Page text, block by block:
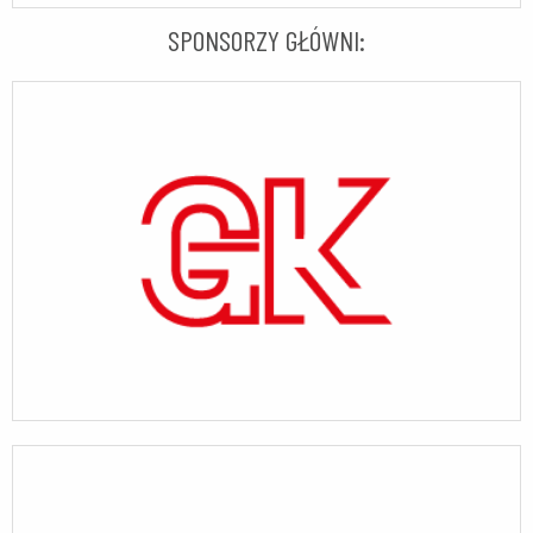
SPONSORZY GŁÓWNI: